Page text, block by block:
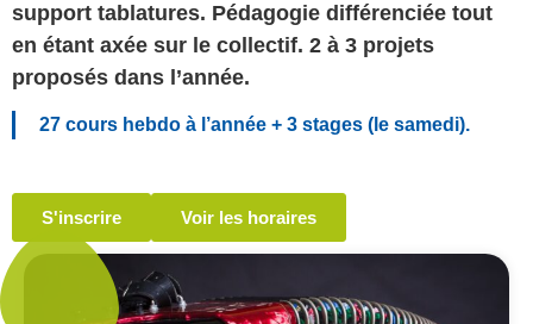
support tablatures. Pédagogie différenciée tout
en étant axée sur le collectif. 2 à 3 projets
proposés dans l’année.
27 cours hebdo à l’année + 3 stages (le samedi).
S'inscrire Voir les horaires